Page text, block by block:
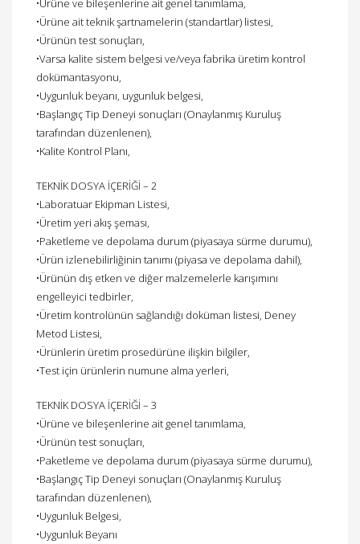
•Ürüne ve bileşenlerine ait genel tanımlama,
•Ürüne ait teknik şartnamelerin (standartlar) listesi,
•Ürünün test sonuçları,
•Varsa kalite sistem belgesi ve/veya fabrika üretim kontrol
dokümantasyonu,
•Uygunluk beyanı, uygunluk belgesi,
•Başlangıç Tip Deneyi sonuçları (Onaylanmış Kuruluş
tarafından düzenlenen),
•Kalite Kontrol Planı,
TEKNİK DOSYA İÇERİĞİ – 2
•Laboratuar Ekipman Listesi,
•Üretim yeri akış şeması,
•Paketleme ve depolama durum (piyasaya sürme durumu),
•Ürün izlenebilirliğinin tanımı (piyasa ve depolama dahil),
•Ürünün dış etken ve diğer malzemelerle karışımını
engelleyici tedbirler,
•Üretim kontrolünün sağlandığı doküman listesi, Deney
Metod Listesi,
•Ürünlerin üretim prosedürüne ilişkin bilgiler,
•Test için ürünlerin numune alma yerleri,
TEKNİK DOSYA İÇERİĞİ – 3
•Ürüne ve bileşenlerine ait genel tanımlama,
•Ürünün test sonuçları,
•Paketleme ve depolama durum (piyasaya sürme durumu),
•Başlangıç Tip Deneyi sonuçları (Onaylanmış Kuruluş
tarafından düzenlenen),
•Uygunluk Belgesi,
•Uygunluk Beyanı